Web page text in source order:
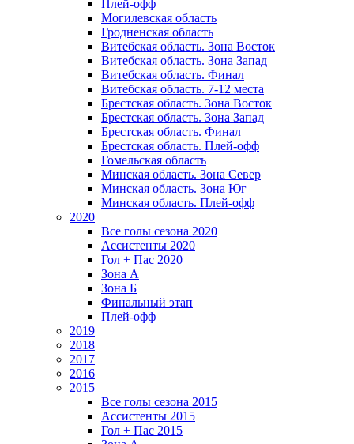
Плей-офф
Могилевская область
Гродненская область
Витебская область. Зона Восток
Витебская область. Зона Запад
Витебская область. Финал
Витебская область. 7-12 места
Брестская область. Зона Восток
Брестская область. Зона Запад
Брестская область. Финал
Брестская область. Плей-офф
Гомельская область
Минская область. Зона Север
Минская область. Зона Юг
Минская область. Плей-офф
2020
Все голы сезона 2020
Ассистенты 2020
Гол + Пас 2020
Зона А
Зона Б
Финальный этап
Плей-офф
2019
2018
2017
2016
2015
Все голы сезона 2015
Ассистенты 2015
Гол + Пас 2015